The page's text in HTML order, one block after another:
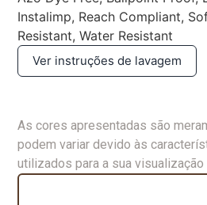
Instalimp, Reach Compliant,
Resistant, Water Resistant
Ver instruções de lavagem
As cores apresentadas são
podem variar devido às
utilizados para a sua visualização